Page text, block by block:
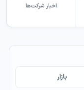
اخبار شرکت‌ها
بازار